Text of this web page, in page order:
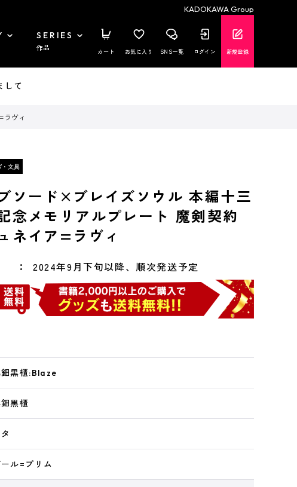
KADOKAWA Group
SERIES
作品 カート お気に入り SNS一覧 ログイン 新規登録
て
ラヴィ
ソード×ブレイズソウル 本編十三
念メモリアルプレート 魔剣契約
ネイア=ラヴィ
2024年9月下旬以降、順次発送予定
黒櫃:Blaze
黒櫃
ル=プリム